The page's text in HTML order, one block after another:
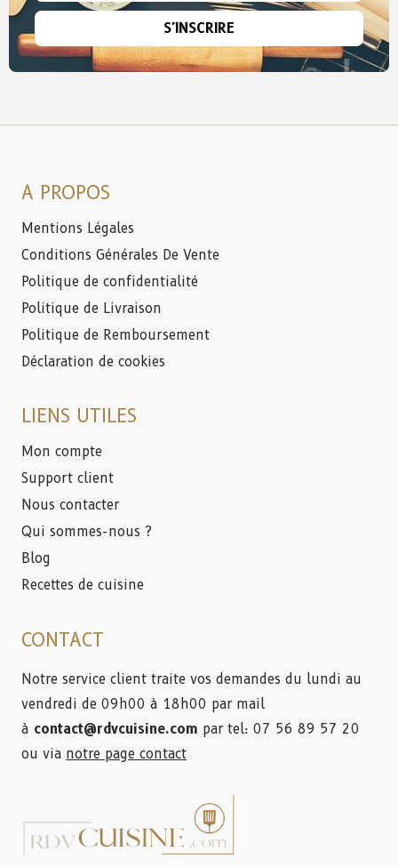
S'INSCRIRE
A PROPOS
Mentions Légales
Conditions Générales De Vente
Politique de confidentialité
Politique de Livraison
Politique de Remboursement
Déclaration de cookies
LIENS UTILES
Mon compte
Support client
Nous contacter
Qui sommes-nous ?
Blog
Recettes de cuisine
CONTACT
Notre service client traite vos demandes du lundi au
vendredi de 09h00 à 18h00 par mail
à contact@rdvcuisine.com par tel: 07 56 89 57 20
ou via notre page contact